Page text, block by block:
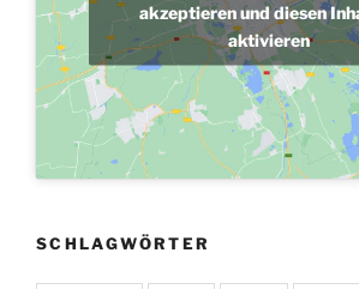
akzeptieren und diesen
aktivieren
SCHLAGWÖRTER